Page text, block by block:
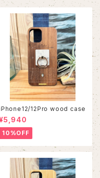
12Pro wood case
10%OFF